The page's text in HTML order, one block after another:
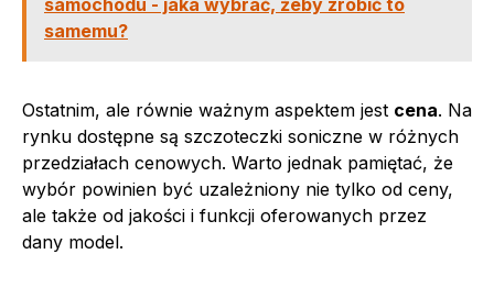
samochodu - jaka wybrać, żeby zrobić to
samemu?
Ostatnim, ale równie ważnym aspektem jest cena. Na
rynku dostępne są szczoteczki soniczne w różnych
przedziałach cenowych. Warto jednak pamiętać, że
wybór powinien być uzależniony nie tylko od ceny,
ale także od jakości i funkcji oferowanych przez
dany model.